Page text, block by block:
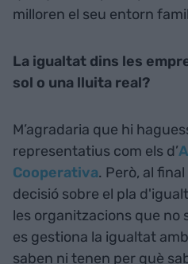
milloren el seu entorn
La igualtat dins les
sol o una lluita real?
M’agradaria que hi
representatius com els d’
Cooperativa. Però, al
decisió sobre el pla
les organitzacions que no
es gestiona la igualtat
saben ni tenen per què